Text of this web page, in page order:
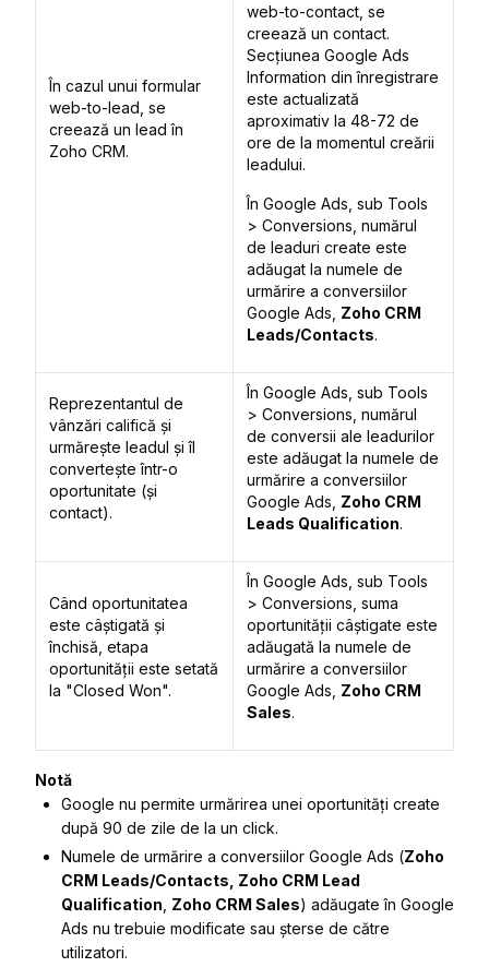
În cazul unui formular
web-to-lead, se
creează un lead în
Zoho CRM.
web-to-contact, se
creează un contact.
Secțiunea Google Ads
Information din înregistrare
este actualizată
aproximativ la 48-72 de
ore de la momentul creării
leadului.
În Google Ads, sub Tools
> Conversions , numărul
de leaduri create este
adăugat la numele de
urmărire a conversiilor
Google Ads, Zoho CRM
Leads/Contacts.
Reprezentantul de
vânzări califică și
urmărește leadul și îl
convertește într-o
oportunitate (și
contact).
În Google Ads, sub Tools
> Conversions , numărul
de conversii ale leadurilor
este adăugat la numele de
urmărire a conversiilor
Google Ads, Zoho CRM
Leads Qualification.
Când oportunitatea
este câștigată și
închisă, etapa
oportunității este setată
la "Closed Won".
În Google Ads, sub Tools
> Conversions , suma
oportunității câștigate este
adăugată la numele de
urmărire a conversiilor
Google Ads, Zoho CRM
Sales.
Notă
Google nu permite urmărirea unei oportunități create
după 90 de zile de la un click.
Numele de urmărire a conversiilor Google Ads (Zoho
CRM Leads/Contacts, Zoho CRM Lead
Qualification Zoho CRM Sales) adăugate în Google
Ads nu trebuie modificate sau șterse de către
utilizatori.